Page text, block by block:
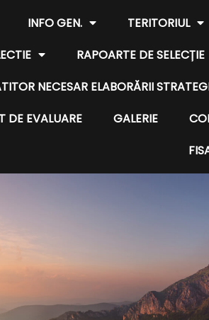
INFO GEN. TERITORIUL
RAPOARTE DE SELECȚIE
NECESAR ELABORĂRII
DE EVALUARE
GALERIE